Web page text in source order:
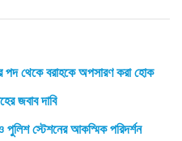
পদ থেকে বরাহকে অপসারণ করা হোক
জবাব দাবি
পুলিশ স্টেশনের আকস্মিক পরিদর্শন